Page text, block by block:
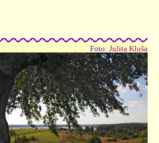
Foto: Julita Kluša